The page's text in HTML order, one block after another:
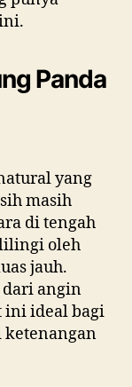
Panda
yang
masih
di tengah
oleh
jauh.
angin
ini ideal bagi
ketenangan